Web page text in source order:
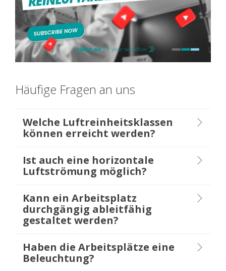
Häufige Fragen an uns
Welche Luftreinheitsklassen
können erreicht werden?
Ist auch eine horizontale
Luftströmung möglich?
Kann ein Arbeitsplatz
durchgängig ableitfähig
gestaltet werden?
Haben die Arbeitsplätze eine
Beleuchtung?